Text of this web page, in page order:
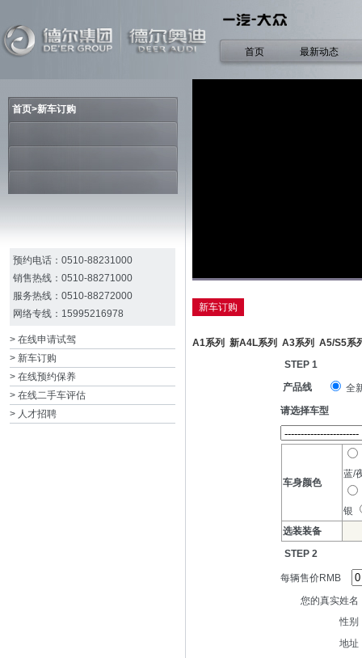
首页 最新动态
首页>新车订购
预约电话：0510-88231000
销售热线：0510-88271000
服务热线：0510-88272000
网络专线：15995216978
> 在线申请试驾
> 新车订购
> 在线预约保养
> 在线二手车评估
> 人才招聘
新车订购
A1系列 新A4L系列 A3系列 A5/S5系